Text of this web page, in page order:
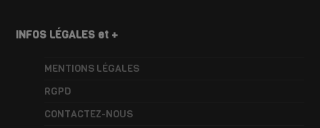
INFOS LÉGALES et +
MENTIONS LÉGALES
RGPD
CONTACTEZ-NOUS